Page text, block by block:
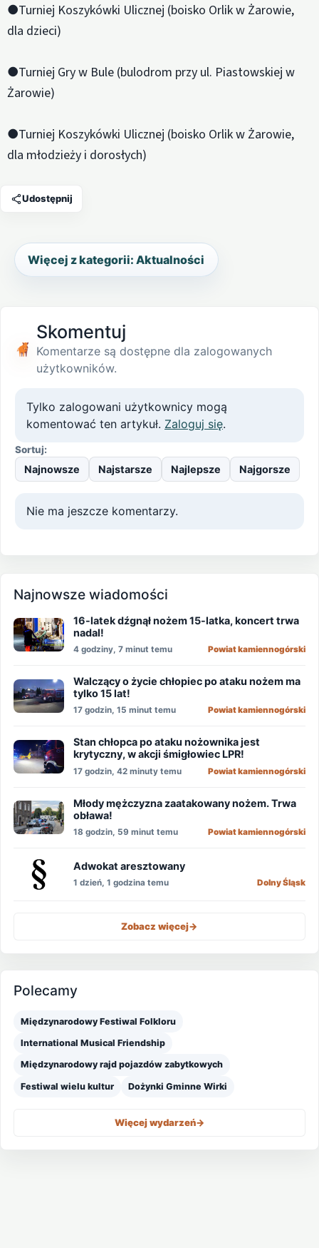
●Turniej Koszykówki Ulicznej (boisko Orlik w Żarowie,
dla dzieci)
●Turniej Gry w Bule (bulodrom przy ul. Piastowskiej w
Żarowie)
●Turniej Koszykówki Ulicznej (boisko Orlik w Żarowie,
dla młodzieży i dorosłych)
Udostępnij
Więcej z kategorii: Aktualności
Skomentuj
Komentarze są dostępne dla zalogowanych
użytkowników.
Tylko zalogowani użytkownicy mogą
komentować ten artykuł. Zaloguj się.
Sortuj:
Najnowsze Najstarsze Najlepsze Najgorsze
Nie ma jeszcze komentarzy.
Najnowsze wiadomości
16-latek dźgnął nożem 15-latka, koncert trwa
nadal!
4 godziny, 7 minut temu Powiat kamiennogórski
Walczący o życie chłopiec po ataku nożem ma
tylko 15 lat!
17 godzin, 15 minut temu Powiat kamiennogórski
Stan chłopca po ataku nożownika jest
krytyczny, w akcji śmigłowiec LPR!
17 godzin, 42 minuty temu Powiat kamiennogórski
Młody mężczyzna zaatakowany nożem. Trwa
obława!
18 godzin, 59 minut temu Powiat kamiennogórski
Adwokat aresztowany
1 dzień, 1 godzina temu Dolny Śląsk
Zobacz więcej->
Polecamy
Międzynarodowy Festiwal Folkloru
International Musical Friendship
Międzynarodowy rajd pojazdów zabytkowych
Festiwal wielu kultur Dożynki Gminne Wirki
Więcej wydarzeń->